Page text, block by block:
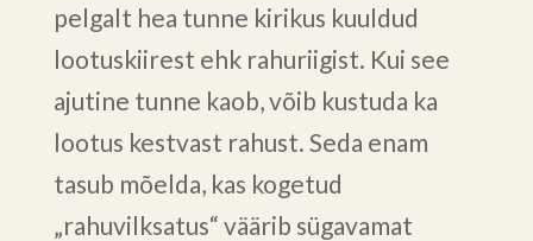
pelgalt hea tunne kirikus kuuldud
lootuskiirest ehk rahuriigist. Kui see
ajutine tunne kaob, võib kustuda ka
lootus kestvast rahust. Seda enam
tasub mõelda, kas kogetud
„rahuvilksatus“ väärib sügavamat